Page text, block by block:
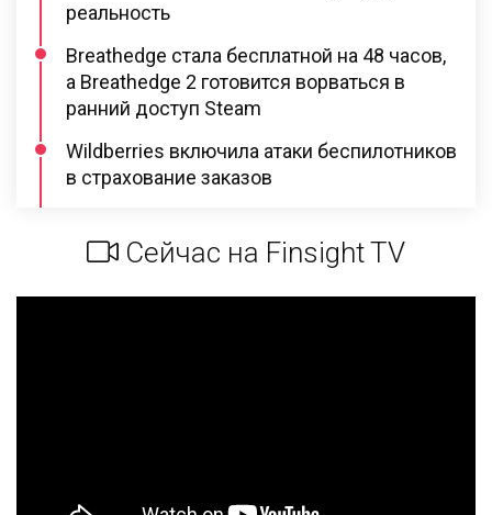
реальность
Breathedge стала бесплатной на 48 часов,
а Breathedge 2 готовится ворваться в
ранний доступ Steam
Wildberries включила атаки беспилотников
в страхование заказов
Сейчас на Finsight TV